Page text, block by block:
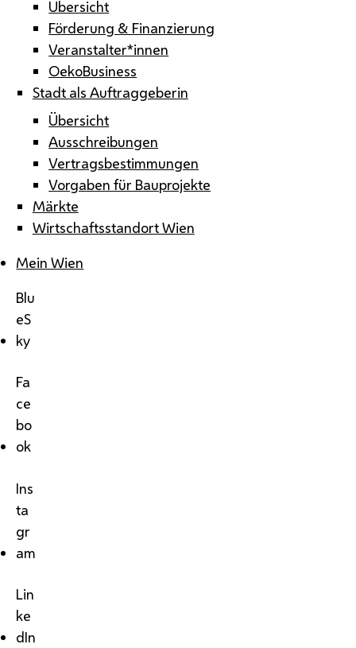
Übersicht
Förderung & Finanzierung
Veranstalter*innen
OekoBusiness
Stadt als Auftraggeberin
Übersicht
Ausschreibungen
Vertragsbestimmungen
Vorgaben für Bauprojekte
Märkte
Wirtschaftsstandort Wien
Mein Wien
Blu
eS
ky
Fa
ce
bo
ok
Ins
ta
gr
am
Lin
ke
dIn